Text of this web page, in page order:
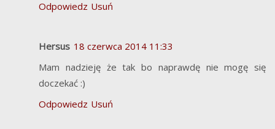
Odpowiedz Usuń
Hersus 18 czerwca 2014 11:33
Mam nadzieję że tak bo naprawdę nie mogę się
doczekać :)
Odpowiedz Usuń